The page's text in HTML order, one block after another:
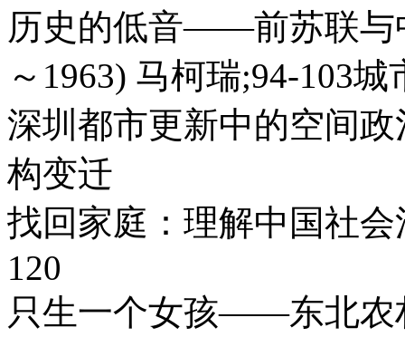
历史的低音——前苏联与
～1963) 马柯瑞;94-103
深圳都市更新中的空间政
构变迁
找回家庭：理解中国社
120
只生一个女孩——东北农